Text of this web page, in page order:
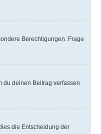
Berechtigungen. Frage
du deinen Beitrag verfassen
die Entscheidung der